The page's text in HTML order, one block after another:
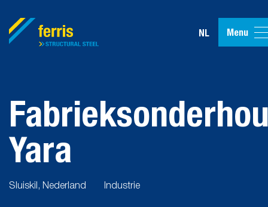
NL Menu
Yara
Sluiskil, Nederland Industrie